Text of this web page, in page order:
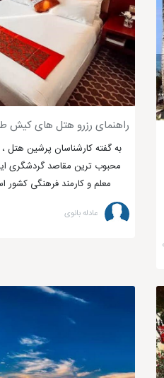
راهنمای رزرو هتل های کیش
به گفته کارشناسان پرشین هتل
محبوب ترین مقاصد گردشگری
معلم و کارمند فرهنگی کشور
عادله بانوی